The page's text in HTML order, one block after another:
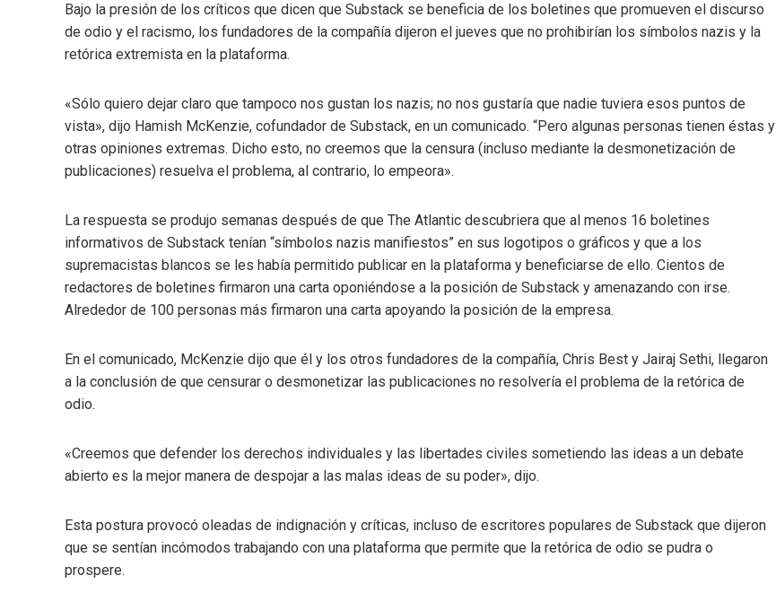
Bajo la presión de los críticos que dicen que Substack se beneficia de los boletines que promueven el discurso
de odio y el racismo, los fundadores de la compañía dijeron el jueves que no prohibirían los símbolos nazis y la
retórica extremista en la plataforma.
«Sólo quiero dejar claro que tampoco nos gustan los nazis; no nos gustaría que nadie tuviera esos puntos de
vista», dijo Hamish McKenzie, cofundador de Substack, en un comunicado. “Pero algunas personas tienen éstas y
otras opiniones extremas. Dicho esto, no creemos que la censura (incluso mediante la desmonetización de
publicaciones) resuelva el problema, al contrario, lo empeora».
La respuesta se produjo semanas después de que The Atlantic descubriera que al menos 16 boletines
informativos de Substack tenían “símbolos nazis manifiestos” en sus logotipos o gráficos y que a los
supremacistas blancos se les había permitido publicar en la plataforma y beneficiarse de ello. Cientos de
redactores de boletines firmaron una carta oponiéndose a la posición de Substack y amenazando con irse.
Alrededor de 100 personas más firmaron una carta apoyando la posición de la empresa.
En el comunicado, McKenzie dijo que él y los otros fundadores de la compañía, Chris Best y Jairaj Sethi, llegaron
a la conclusión de que censurar o desmonetizar las publicaciones no resolvería el problema de la retórica de
odio.
«Creemos que defender los derechos individuales y las libertades civiles sometiendo las ideas a un debate
abierto es la mejor manera de despojar a las malas ideas de su poder», dijo.
Esta postura provocó oleadas de indignación y críticas, incluso de escritores populares de Substack que dijeron
que se sentían incómodos trabajando con una plataforma que permite que la retórica de odio se pudra o
prospere.